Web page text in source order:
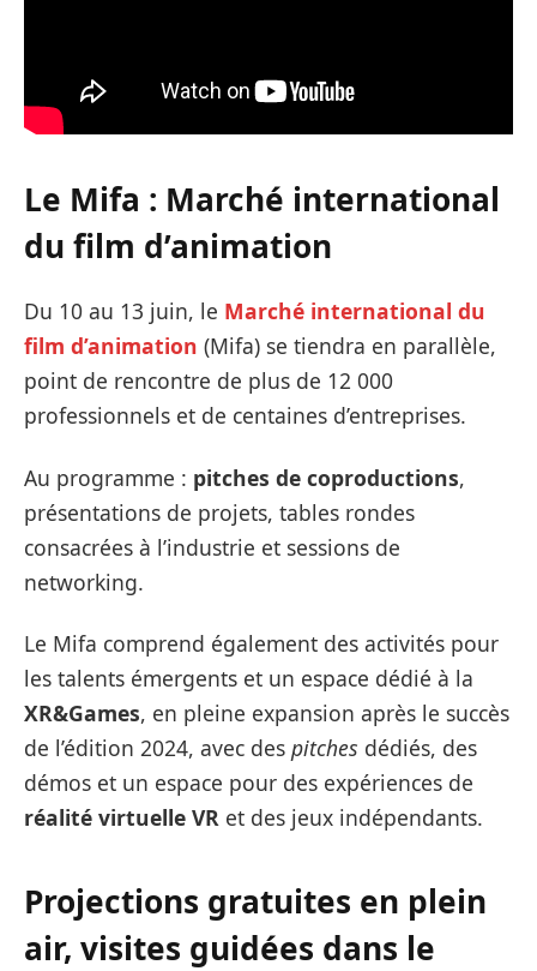
Le Mifa : Marché international
du film d’animation
Du 10 au 13 juin, le Marché international du
film d’animation (Mifa) se tiendra en parallèle,
point de rencontre de plus de 12 000
professionnels et de centaines d’entreprises.
Au programme : pitches de coproductions,
présentations de projets, tables rondes
consacrées à l’industrie et sessions de
networking.
Le Mifa comprend également des activités pour
les talents émergents et un espace dédié à la
XR&Games, en pleine expansion après le succès
de l’édition 2024, avec des pitches dédiés, des
démos et un espace pour des expériences de
réalité virtuelle VR et des jeux indépendants.
Projections gratuites en plein
air, visites guidées dans le